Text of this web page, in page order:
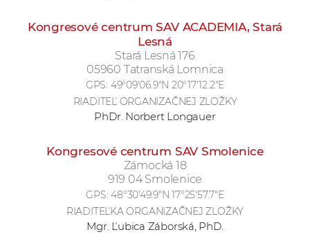
Kongresové centrum SAV ACADEMIA, Stará
Lesná
Stará Lesná 176
05960 Tatranská Lomnica
GPS: 49°09'06.9"N 20°17'12.2"E
RIADITEĽ ORGANIZAČNEJ ZLOŽKY
PhDr. Norbert Longauer
Kongresové centrum SAV Smolenice
Zámocká 18
919 04 Smolenice
GPS:48°30'49.9"N 17°25'57.7"E
RIADITEĽKA ORGANIZAČNEJ ZLOŽKY
Mgr. Ľubica Záborská, PhD.